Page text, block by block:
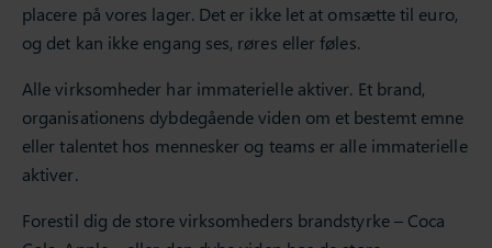
placere på vores lager. Det er ikke let at omsætte til euro,
og det kan ikke engang ses, røres eller føles.
Alle virksomheder har immaterielle aktiver. Et brand,
organisationens dybdegående viden om et bestemt emne
eller talentet hos mennesker og teams er alle immaterielle
aktiver.
Forestil dig de store virksomheders brandstyrke – Coca